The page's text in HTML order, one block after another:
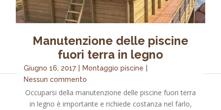
Manutenzione delle piscine
fuori terra in legno
Giugno 16, 2017 Montaggio piscine
Nessun commento
Occuparsi della manutenzione delle piscine fuori terra
in legno è importante e richiede costanza nel farlo,